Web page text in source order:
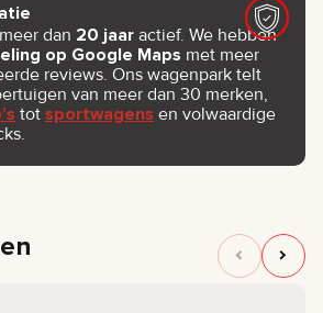
dan 20 jaar actief. We hebben
op Google Maps met meer
reviews. Ons wagenpark telt
van meer dan 30 merken,
tot sportwagens en volwaardige